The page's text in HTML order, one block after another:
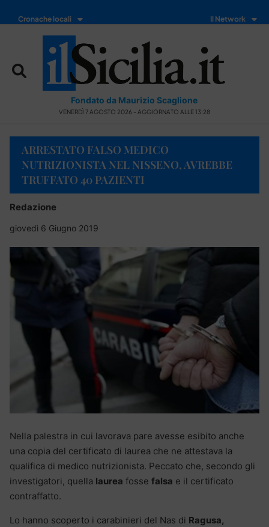
Cronache locali Il Network
Fondato da Maurizio Scaglione
VENERDÌ 7 AGOSTO 2026 - AGGIORNATO ALLE 13:28
ARRESTATO FALSO MEDICO
NUTRIZIONISTA NEL NISSENO, AVREBBE
TRUFFATO 40 PAZIENTI
Redazione
giovedì 6 Giugno 2019
Nella palestra in cui lavorava pare avesse esibito anche
una copia del certificato di laurea che ne attestava la
qualifica di medico nutrizionista. Peccato che, secondo gli
investigatori, quella laurea fosse falsa e il certificato
contraffatto.
Lo hanno scoperto i carabinieri del Nas di Ragusa,